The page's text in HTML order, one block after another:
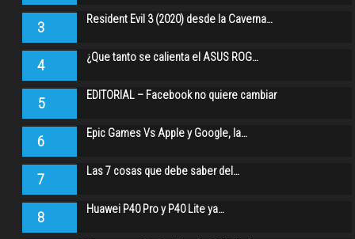
3 Resident Evil 3 (2020) desde la Caverna…
4 ¿Que tanto se calienta el ASUS ROG…
5 EDITORIAL – Facebook no quiere cambiar
6 Epic Games Vs Apple y Google, la…
7 Las 7 cosas que debe saber del…
8 Huawei P40 Pro y P40 Lite ya…